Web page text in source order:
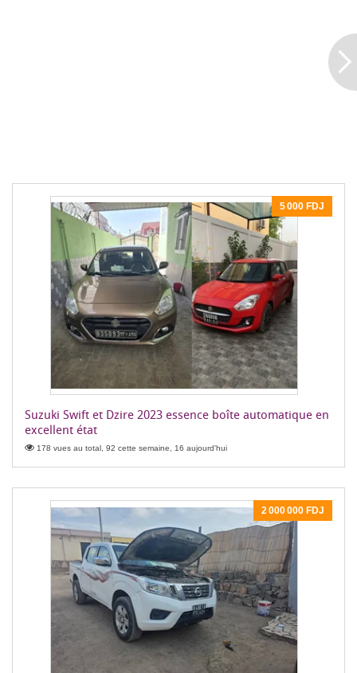
5 000 FDJ
Suzuki Swift et Dzire 2023 essence boîte automatique en
excellent état
178 vues au total, 92 cette semaine, 16 aujourd'hui
2 000 000 FDJ